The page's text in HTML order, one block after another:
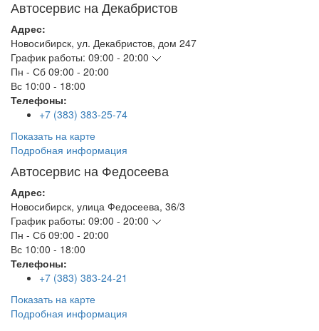
Автосервис на Декабристов
Адрес:
Новосибирск, ул. Декабристов, дом 247
График работы: 09:00 - 20:00
Пн - Сб 09:00 - 20:00
Вс 10:00 - 18:00
Телефоны:
+7 (383) 383-25-74
Показать на карте
Подробная информация
Автосервис на Федосеева
Адрес:
Новосибирск, улица Федосеева, 36/3
График работы: 09:00 - 20:00
Пн - Сб 09:00 - 20:00
Вс 10:00 - 18:00
Телефоны:
+7 (383) 383-24-21
Показать на карте
Подробная информация